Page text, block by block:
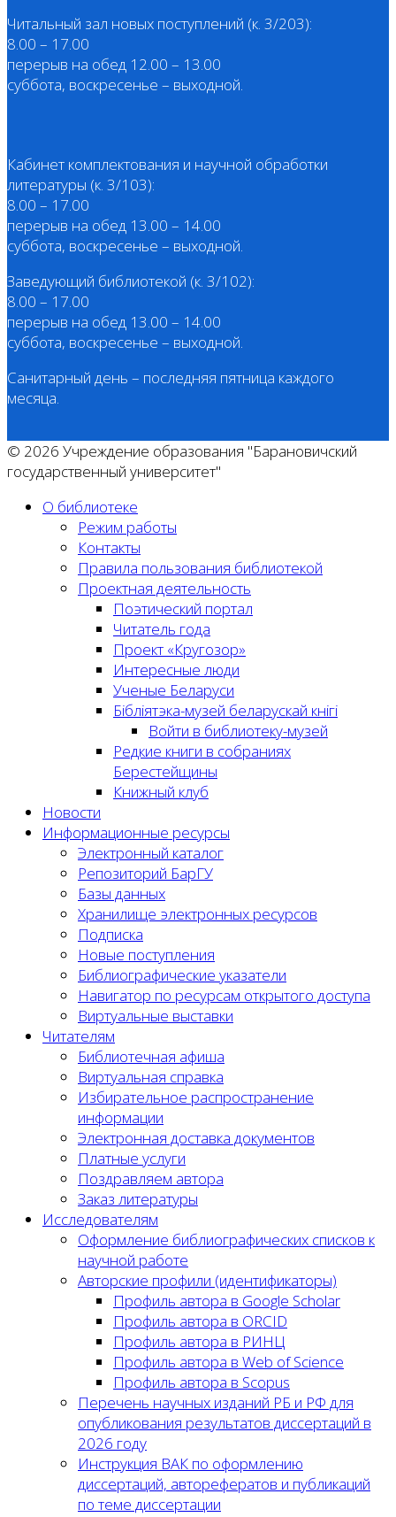
Читальный зал новых поступлений (к. 3/203):
8.00 – 17.00
перерыв на обед 12.00 – 13.00
суббота, воскресенье – выходной.
Кабинет комплектования и научной обработки
литературы (к. 3/103):
8.00 – 17.00
перерыв на обед 13.00 – 14.00
суббота, воскресенье – выходной.
Заведующий библиотекой (к. 3/102):
8.00 – 17.00
перерыв на обед 13.00 – 14.00
суббота, воскресенье – выходной.
Санитарный день – последняя пятница каждого
месяца.
© 2026 Учреждение образования "Барановичский
государственный университет"
О библиотеке
Режим работы
Контакты
Правила пользования библиотекой
Проектная деятельность
Поэтический портал
Читатель года
Проект «Кругозор»
Интересные люди
Ученые Беларуси
Бібліятэка-музей беларускай кнігі
Войти в библиотеку-музей
Редкие книги в собраниях
Берестейщины
Книжный клуб
Новости
Информационные ресурсы
Электронный каталог
Репозиторий БарГУ
Базы данных
Хранилище электронных ресурсов
Подписка
Новые поступления
Библиографические указатели
Навигатор по ресурсам открытого доступа
Виртуальные выставки
Читателям
Библиотечная афиша
Виртуальная справка
Избирательное распространение
информации
Электронная доставка документов
Платные услуги
Поздравляем автора
Заказ литературы
Исследователям
Оформление библиографических списков к
научной работе
Авторские профили (идентификаторы)
Профиль автора в Google Scholar
Профиль автора в ORCID
Профиль автора в РИНЦ
Профиль автора в Web of Science
Профиль автора в Scopus
Перечень научных изданий РБ и РФ для
опубликования результатов диссертаций в
2026 году
Инструкция ВАК по оформлению
диссертаций, авторефератов и публикаций
по теме диссертации